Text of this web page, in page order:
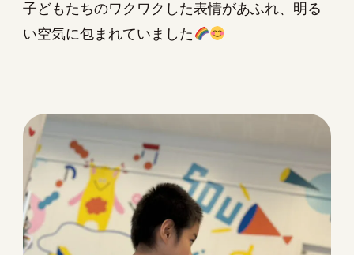
子どもたちのワクワクした表情があふれ、明る
い空気に包まれていました